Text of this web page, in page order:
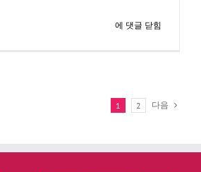
98.
리
숨
에 댓글 닫힘
1 2 다음